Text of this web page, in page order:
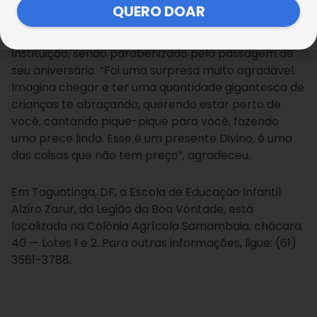
Ao final da visita, o presidente doAlô Brasília
Instituição, sendo parabenizado pela passagem de
seu aniversário. “Foi uma surpresa muito agradável.
Imagina chegar e ter uma quantidade gigantesca de
crianças te abraçando, querendo estar perto de
você, cantando pique-pique para você, fazendo
uma prece linda. Esse é um presente Divino, é uma
das coisas que não tem preço”, agradeceu.
Em Taguatinga, DF, a Escola de Educação Infantil
Alziro Zarur, da Legião da Boa Vontade, está
localizada na Colônia Agrícola Samambaia, chácara
40 — Lotes 1 e 2. Para outras informações, ligue: (61)
3561-3788.
QUERO DOAR